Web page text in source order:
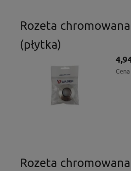
Rozeta
(płytka)
Rozeta